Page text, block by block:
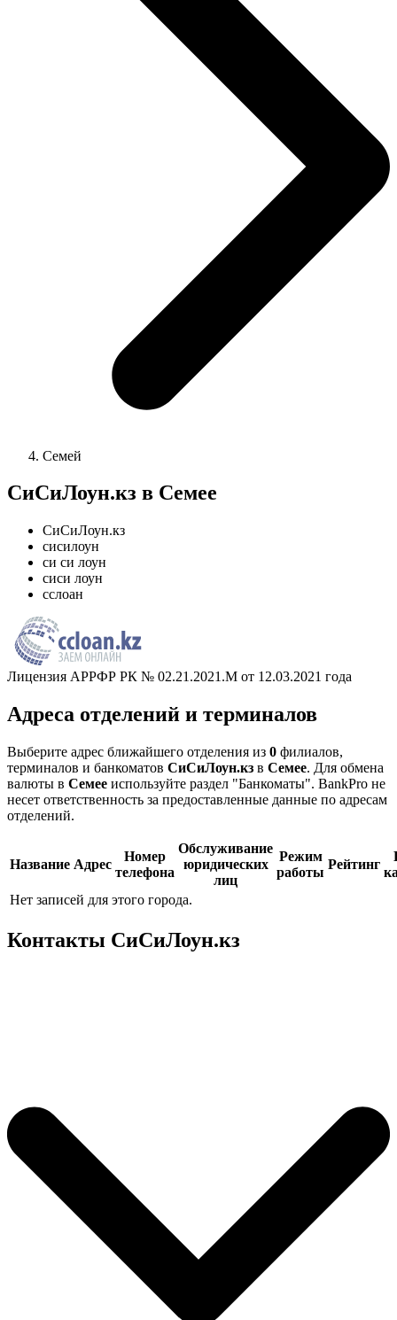
Семей
СиСиЛоун.кз в Семее
СиСиЛоун.кз
сисилоун
си си лоун
сиси лоун
сслоан
Лицензия АРРФР РК № 02.21.2021.M от 12.03.2021 года
Адреса отделений и терминалов
Выберите адрес ближайшего отделения из 0 филиалов,
терминалов и банкоматов СиСиЛоун.кз в Семее. Для обмена
валюты в Семее используйте раздел "Банкоматы". BankPro не
несет ответственность за предоставленные данные по адресам
отделений.
Название Адрес
Номер
телефона
Обслуживание
юридических
лиц
Режим
работы
Рейтинг
Нет записей для этого города.
Контакты СиСиЛоун.кз